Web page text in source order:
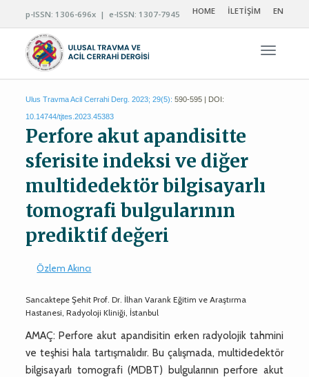
p-ISSN: 1306-696x | e-ISSN: 1307-7945 HOME İLETİŞİM EN
Ulus Travma Acil Cerrahi Derg. 2023; 29(5): 590-595 | DOI:
10.14744/tjtes.2023.45383
Perfore akut apandisitte
sferisite indeksi ve diğer
multidedektör bilgisayarlı
tomografi bulgularının
prediktif değeri
Özlem Akıncı
Sancaktepe Şehit Prof. Dr. İlhan Varank Eğitim ve Araştırma
Hastanesi, Radyoloji Kliniği, İstanbul
AMAÇ: Perfore akut apandisitin erken radyolojik tahmini
ve teşhisi hala tartışmalıdır. Bu çalışmada, multidedektör
bilgisayarlı tomografi (MDBT) bulgularının perfore akut